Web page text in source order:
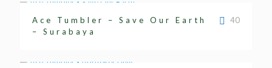
Ace Tumbler – Save Our Earth
– Surabaya
40